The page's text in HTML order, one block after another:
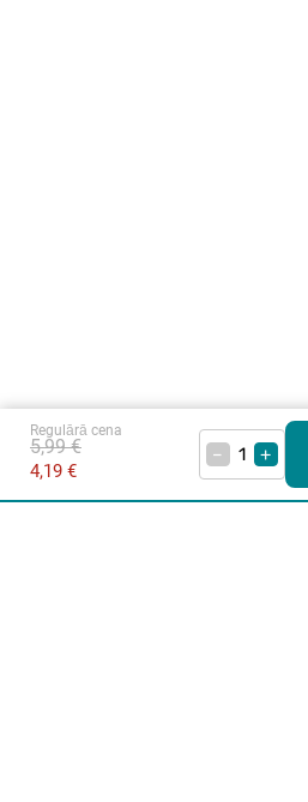
Regulārā cena
4,19 €
5,99 € – +